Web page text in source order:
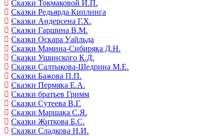
Сказки Токмаковой И.П.
Сказки Редьярда Киплинга
Сказки Андерсена Г.Х.
Сказки Гаршина В.М.
Сказки Оскара Уайльда
Сказки Мамина-Сибиряка Д.Н.
Сказки Ушинского К.Д.
Сказки Салтыкова-Щедрина М.Е.
Сказки Бажова П.П.
Сказки Пермяка Е.А.
Сказки братьев Гримм
Сказки Сутеева В.Г.
Сказки Маршака С.Я.
Сказки Житкова Б.С.
Сказки Сладкова Н.И.